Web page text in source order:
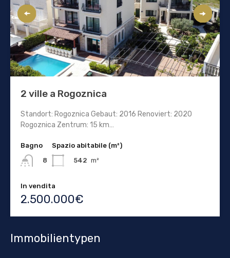
2 ville a Rogoznica
Standort: Rogoznica Gebaut: 2016 Renoviert: 2020
Rogoznica Zentrum: 15 km…
Bagno
8
Spazio abitabile (m²)
542 m²
In vendita
2.500.000€
Immobilientypen